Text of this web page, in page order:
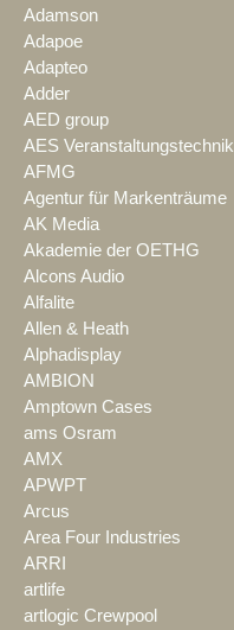
Adamson
Adapoe
Adapteo
Adder
AED group
AES Veranstaltungstechnik
AFMG
Agentur für Markenträume
AK Media
Akademie der OETHG
Alcons Audio
Alfalite
Allen & Heath
Alphadisplay
AMBION
Amptown Cases
ams Osram
AMX
APWPT
Arcus
Area Four Industries
ARRI
artlife
artlogic Crewpool